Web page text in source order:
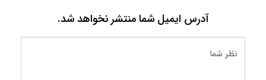
آدرس ایمیل شما منتشر نخواهد شد.